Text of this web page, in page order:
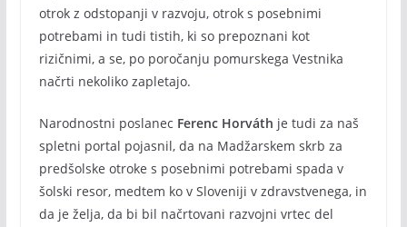
otrok z odstopanji v razvoju, otrok s posebnimi
potrebami in tudi tistih, ki so prepoznani kot
rizičnimi, a se, po poročanju pomurskega Vestnika
načrti nekoliko zapletajo.
Narodnostni poslanec Ferenc Horváth je tudi za naš
spletni portal pojasnil, da na Madžarskem skrb za
predšolske otroke s posebnimi potrebami spada v
šolski resor, medtem ko v Sloveniji v zdravstvenega, in
da je želja, da bi bil načrtovani razvojni vrtec del